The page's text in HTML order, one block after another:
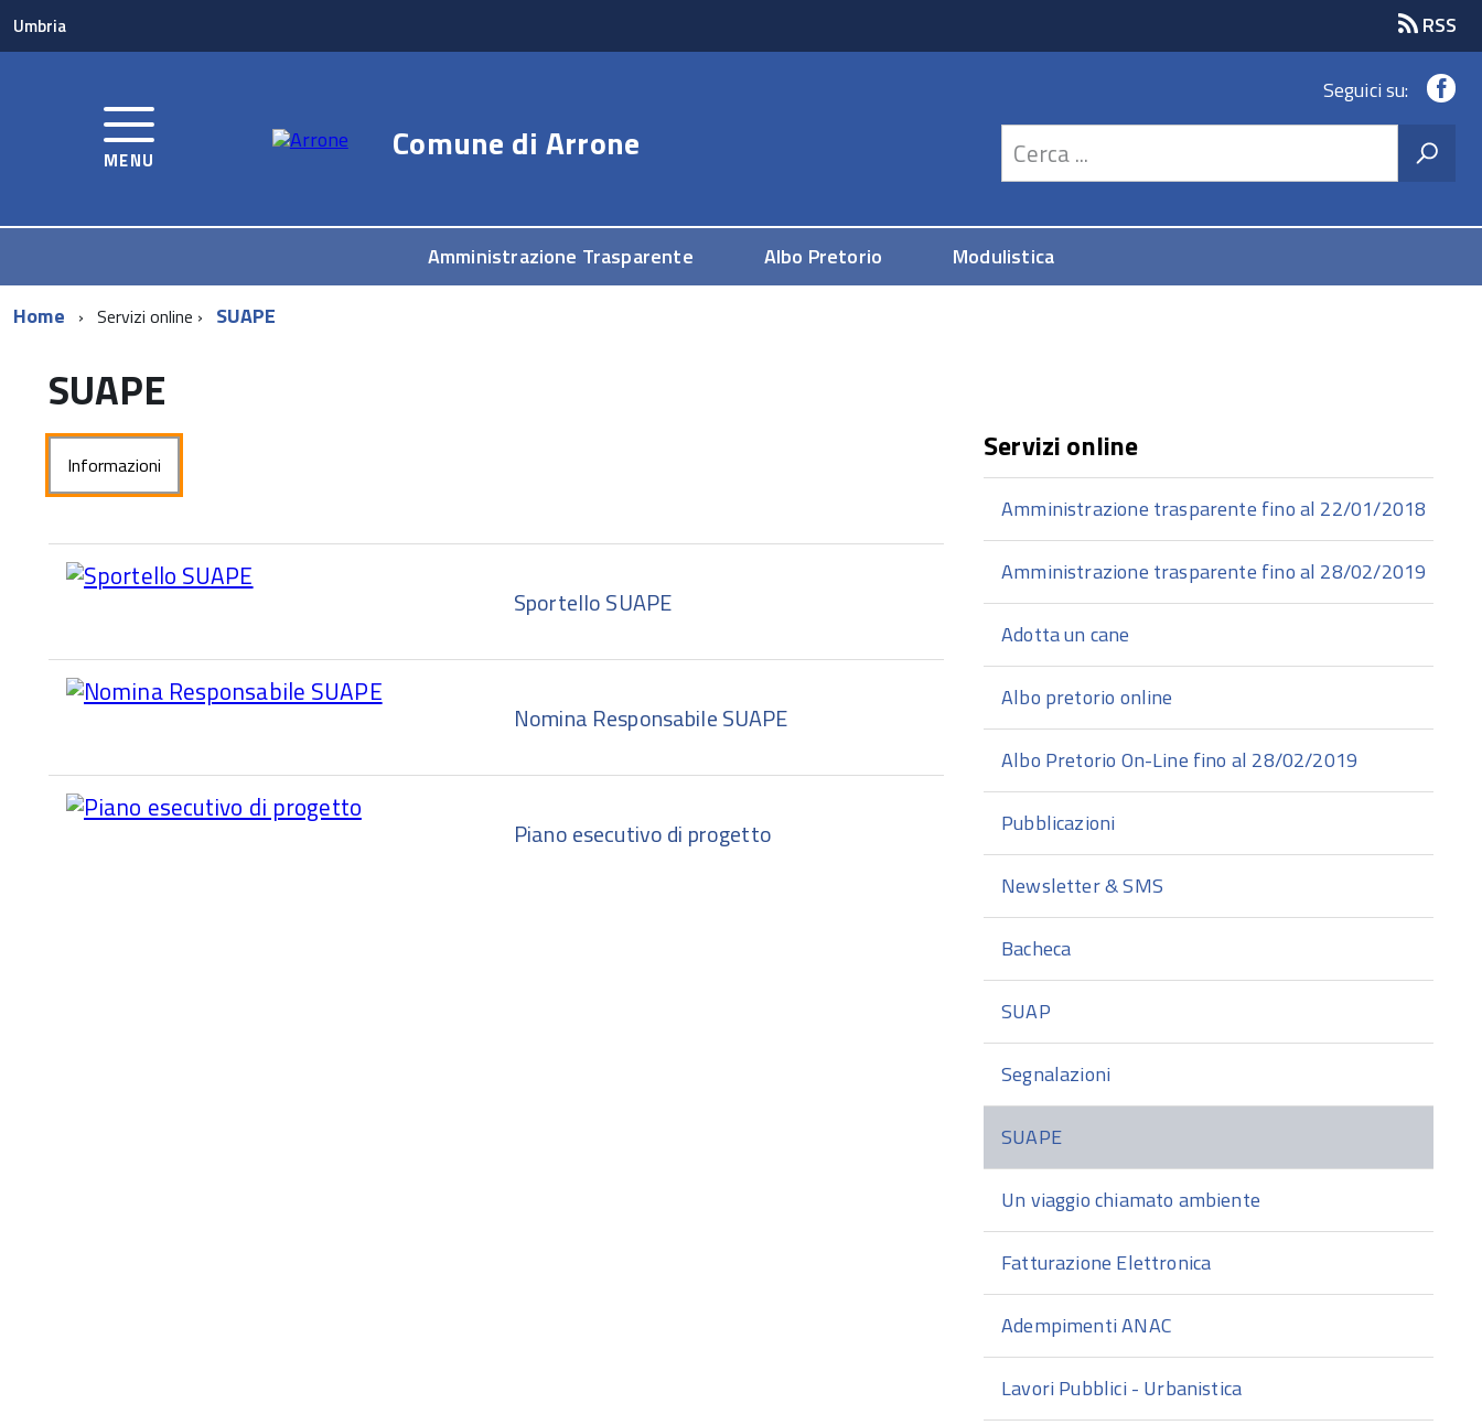
Umbria RSS
MENU Comune di Arrone
Seguici su:
Amministrazione Trasparente Albo Pretorio
Modulistica
Home
Servizi online SUAPE
SUAPE
Informazioni
Sportello SUAPE
Nomina Responsabile SUAPE
Piano esecutivo di progetto
Servizi online
Amministrazione trasparente fino al 22/01/2018
Amministrazione trasparente fino al 28/02/2019
Adotta un cane
Albo pretorio online
Albo Pretorio On-Line fino al 28/02/2019
Pubblicazioni
Newsletter & SMS
Bacheca
SUAP
Segnalazioni
SUAPE
Un viaggio chiamato ambiente
Fatturazione Elettronica
Adempimenti ANAC
Lavori Pubblici - Urbanistica